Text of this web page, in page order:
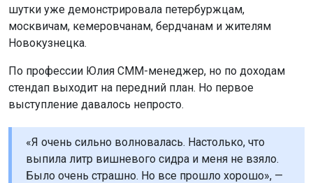
шутки уже демонстрировала петербуржцам,
москвичам, кемеровчанам, бердчанам и жителям
Новокузнецка.
По профессии Юлия СММ-менеджер, но по доходам
стендап выходит на передний план. Но первое
выступление давалось непросто.
«Я очень сильно волновалась. Настолько, что
выпила литр вишневого сидра и меня не взяло.
Было очень страшно. Но все прошло хорошо», —